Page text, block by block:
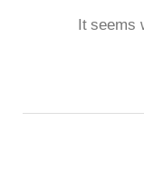
It seems